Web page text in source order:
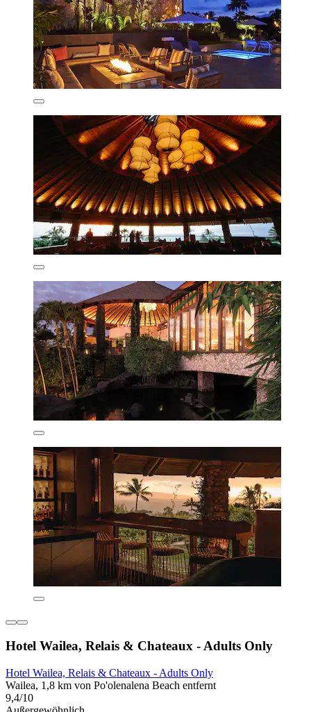
Hotel Wailea, Relais & Chateaux - Adults Only
Hotel Wailea, Relais & Chateaux - Adults Only
Wailea, 1,8 km von Po'olenalena Beach entfernt
9,4/10